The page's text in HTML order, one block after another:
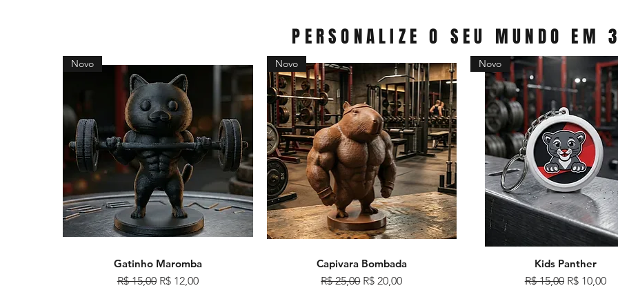
PERSONALIZE O SEU MUNDO EM
Visualização rápida
Novo
Gatinho Maromba
Preço normal
R$ 15,00 Preço promocional
R$ 12,00
Visualização rápida
Novo
Capivara Bombada
Preço normal
R$ 25,00 Preço promocional
R$ 20,00
Visualização rápida
Novo
Kids Panther
Preço normal
R$ 15,00 Preço
R$ 10,00